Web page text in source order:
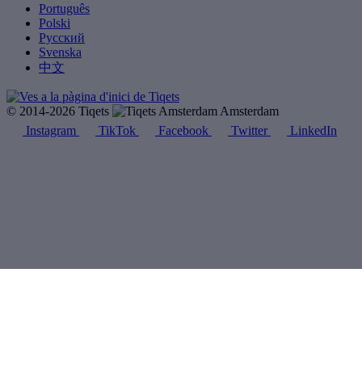
Português
Polski
Русский
Svenska
中文
© 2014-2026 Tiqets
Amsterdam
Instagram
TikTok Facebook Twitter LinkedIn